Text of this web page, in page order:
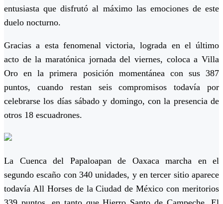
entusiasta que disfrutó al máximo las emociones de este
duelo nocturno.
Gracias a esta fenomenal victoria, lograda en el último
acto de la maratónica jornada del viernes, coloca a Villa
Oro en la primera posición momentánea con sus 387
puntos, cuando restan seis compromisos todavía por
celebrarse los días sábado y domingo, con la presencia de
otros 18 escuadrones.
La Cuenca del Papaloapan de Oaxaca marcha en el
segundo escaño con 340 unidades, y en tercer sitio aparece
todavía All Horses de la Ciudad de México con meritorios